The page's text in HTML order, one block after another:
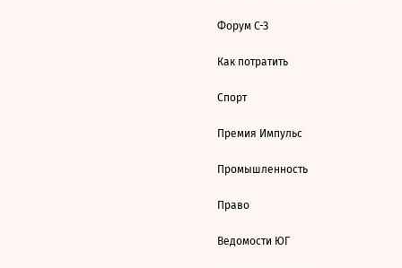
Форум С-З
Как потратить
Спорт
Премия Импульс
Промышленность
Право
Ведомости ЮГ